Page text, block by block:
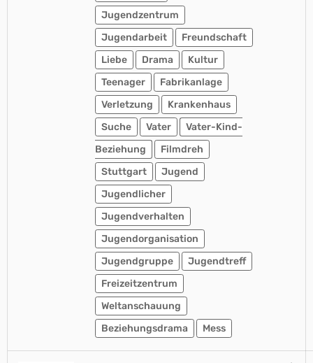
Jugendzentrum
Jugendarbeit
Freundschaft
Liebe
Drama
Kultur
Teenager
Fabrikanlage
Verletzung
Krankenhaus
Suche
Vater
Vater-Kind-
Beziehung
Filmdreh
Stuttgart
Jugend
Jugendlicher
Jugendverhalten
Jugendorganisation
Jugendgruppe
Jugendtreff
Freizeitzentrum
Weltanschauung
Beziehungsdrama
Mess